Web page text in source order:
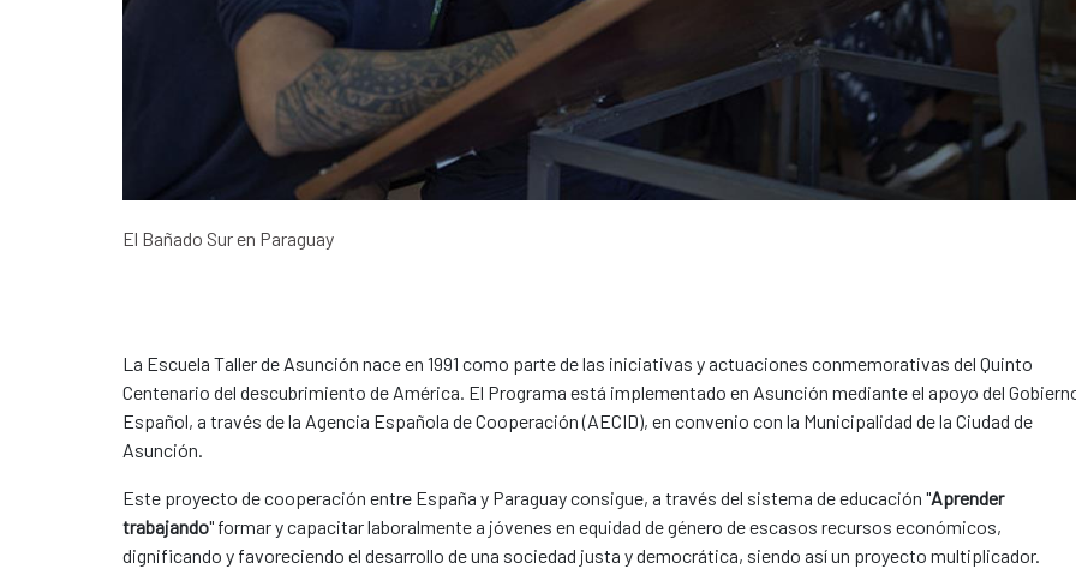
El Bañado Sur en Paraguay
La Escuela Taller de Asunción nace en 1991 como parte de las iniciativas y actuaciones conmemorativas del Quinto
Centenario del descubrimiento de América. El Programa está implementado en Asunción mediante el apoyo del
Español, a través de la Agencia Española de Cooperación (AECID), en convenio con la Municipalidad de la Ciudad de
Asunción.
Este proyecto de cooperación entre España y Paraguay consigue, a través del sistema de educación "Aprender
trabajando" formar y capacitar laboralmente a jóvenes en equidad de género de escasos recursos económicos,
dignificando y favoreciendo el desarrollo de una sociedad justa y democrática, siendo así un proyecto multiplicador.